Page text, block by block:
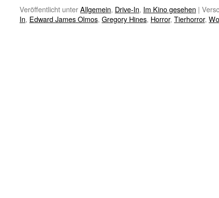
Veröffentlicht unterAllgemein, Drive-In, Im Kino gesehen |
In, Edward James Olmos, Gregory Hines, Horror, Tierhorror,